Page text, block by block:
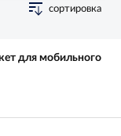
сортировка
для мобильного